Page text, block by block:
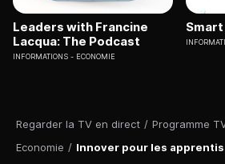
Regarder la TV en direct / Programme
Economie / Innover pour les
Leaders with Francine
Lacqua: The Podcast
INFORMATIONS ECONOMIE